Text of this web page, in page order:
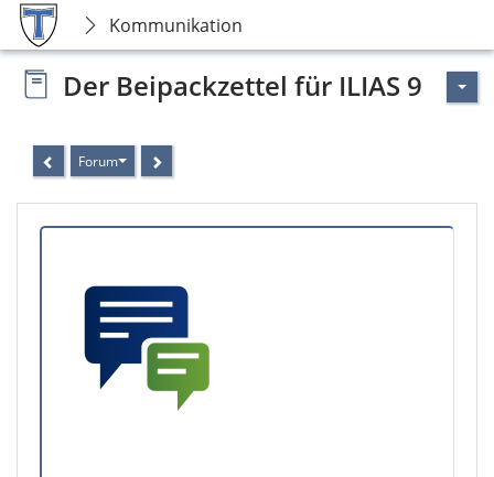
Kommunikation
Der Beipackzettel für ILIAS 9
Forum